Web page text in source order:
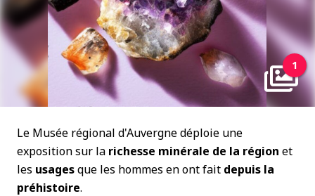
1
Le Musée régional d'Auvergne déploie une
exposition sur la richesse minérale de la région et
les usagesque les hommes en ont fait depuis la
préhistoire.